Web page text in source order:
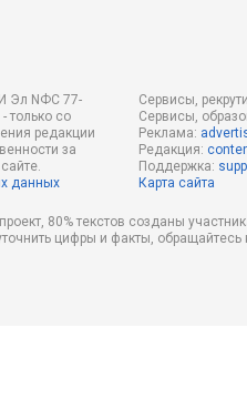
Эл NФС 77-
только со
редакции
за
данных
Сервисы,
Сервисы,
Реклама:
Редакция:
Поддержка:
Карта сайта
80% текстов созданы
цифры и факты,